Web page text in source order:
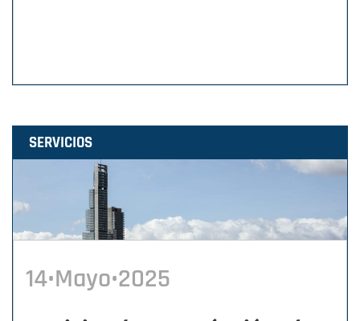
SERVICIOS
14•Mayo•2025